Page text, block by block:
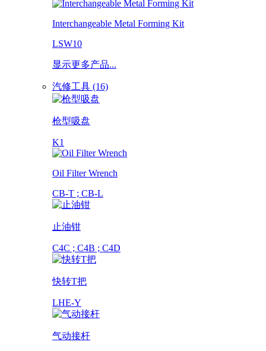
Interchangeable Metal Forming Kit
LSW10
显示更多产品...
汽修工具 (16)
枪型吸盘
K1
Oil Filter Wrench
CB-T ; CB-L
止油钳
C4C ; C4B ; C4D
快转T把
LHE-Y
气动接杆